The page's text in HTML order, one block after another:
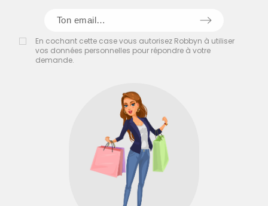
En cochant cette case vous autorisez Robbyn à utiliser
vos données personnelles pour répondre à votre
demande.